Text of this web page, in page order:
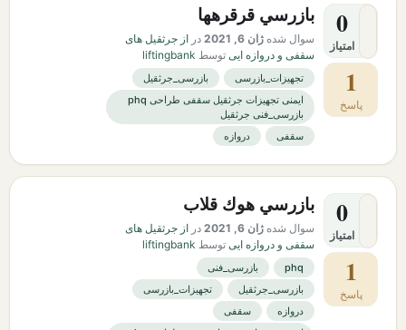
0
امتیاز
1
پاسخ
بازرسي قرقرهها
سوال شده ژان 6, 2021 در از جرثقیل های
سقفی و دروازه ایی توسط liftingbank
تجهیزات_بازرسی
بازرسی_جرثقیل
ایمنی تجهیزات جرثقیل سقفی طراحی phq
بازرسی_فنی جرثقیل
سقفی
دروازه
0
امتیاز
1
پاسخ
بازرسي هوك قلاب
سوال شده ژان 6, 2021 در از جرثقیل های
سقفی و دروازه ایی توسط liftingbank
phq
بازرسی_فنی
بازرسی_جرثقیل
تجهیزات_بازرسی
دروازه
سقفی